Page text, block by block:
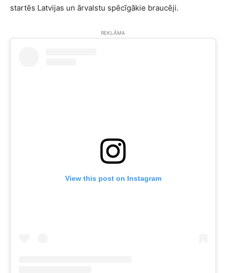
startēs Latvijas un ārvalstu spēcīgākie braucēji.
REKLĀMA
View this post on Instagram